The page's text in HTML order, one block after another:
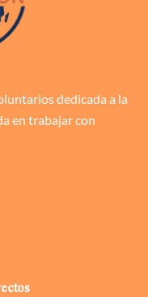
dedicada a la
en trabajar con